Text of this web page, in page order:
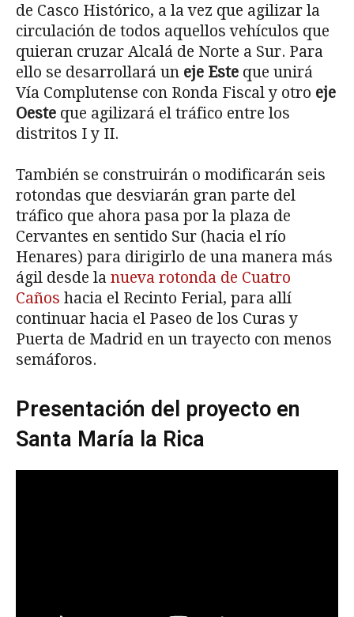
de Casco Histórico, a la vez que agilizar la
circulación de todos aquellos vehículos que
quieran cruzar Alcalá de Norte a Sur. Para
ello se desarrollará un eje Este que unirá
Vía Complutense con Ronda Fiscal y otro eje
Oeste que agilizará el tráfico entre los
distritos I y II.
También se construirán o modificarán seis
rotondas que desviarán gran parte del
tráfico que ahora pasa por la plaza de
Cervantes en sentido Sur (hacia el río
Henares) para dirigirlo de una manera más
ágil desde la nueva rotonda de Cuatro
Caños hacia el Recinto Ferial, para allí
continuar hacia el Paseo de los Curas y
Puerta de Madrid en un trayecto con menos
semáforos.
Presentación del proyecto en
Santa María la Rica